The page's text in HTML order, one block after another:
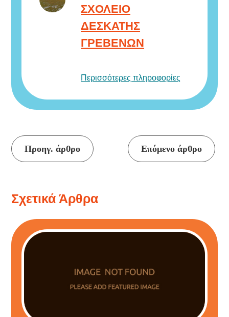
ΣΧΟΛΕΙΟ
ΔΕΣΚΑΤΗΣ
ΓΡΕΒΕΝΩΝ
Περισσότερες πληροφορίες
Συνέχεια
Προηγ. άρθρο Επόμενο άρθρο
Σχετικά Άρθρα